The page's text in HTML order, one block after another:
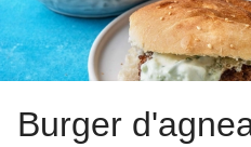
Burger